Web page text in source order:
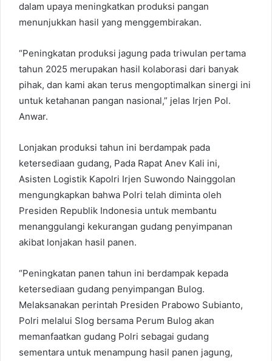
dalam upaya meningkatkan produksi pangan
menunjukkan hasil yang menggembirakan.
“Peningkatan produksi jagung pada triwulan pertama
tahun 2025 merupakan hasil kolaborasi dari banyak
pihak, dan kami akan terus mengoptimalkan sinergi ini
untuk ketahanan pangan nasional,” jelas Irjen Pol.
Anwar.
Lonjakan produksi tahun ini berdampak pada
ketersediaan gudang, Pada Rapat Anev Kali ini,
Asisten Logistik Kapolri Irjen Suwondo Nainggolan
mengungkapkan bahwa Polri telah diminta oleh
Presiden Republik Indonesia untuk membantu
menanggulangi kekurangan gudang penyimpanan
akibat lonjakan hasil panen.
“Peningkatan panen tahun ini berdampak kepada
ketersediaan gudang penyimpangan Bulog.
Melaksanakan perintah Presiden Prabowo Subianto,
Polri melalui Slog bersama Perum Bulog akan
memanfaatkan gudang Polri sebagai gudang
sementara untuk menampung hasil panen jagung,